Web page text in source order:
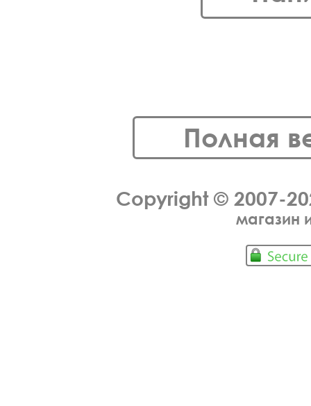
Полная
Copyright © 2007-
магазин